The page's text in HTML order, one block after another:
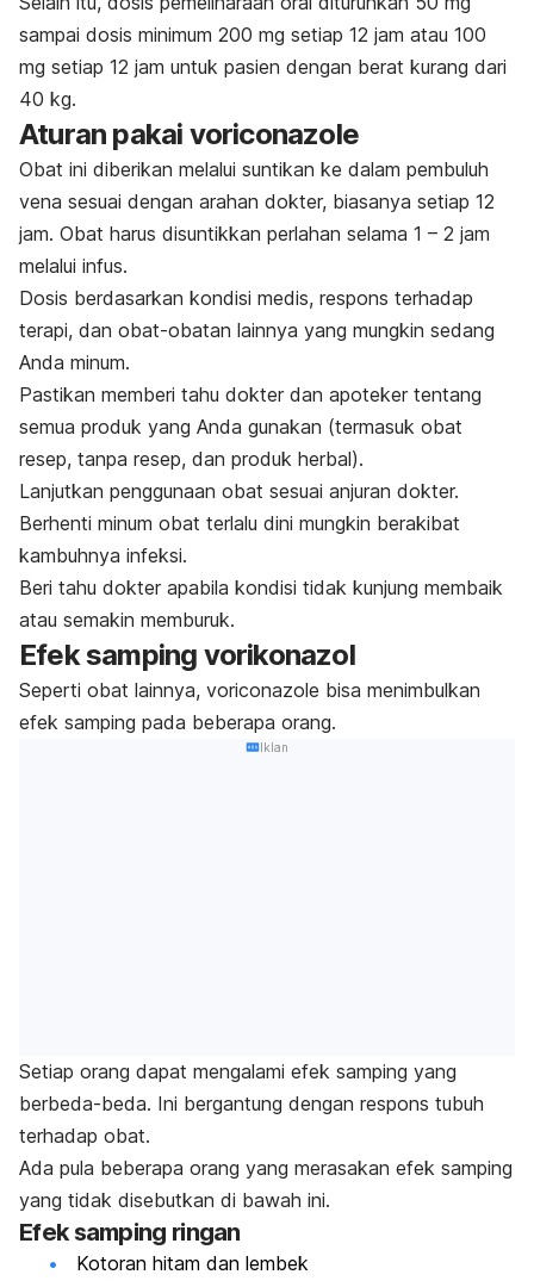
sampai dosis minimum 200 mg setiap 12 jam atau 100
mg setiap 12 jam untuk pasien dengan berat kurang dari
40 kg.
Aturan pakai voriconazole
Obat ini diberikan melalui suntikan ke dalam pembuluh
vena sesuai dengan arahan dokter, biasanya setiap 12
jam. Obat harus disuntikkan perlahan selama 1 – 2 jam
melalui infus.
Dosis berdasarkan kondisi medis, respons terhadap
terapi, dan obat-obatan lainnya yang mungkin sedang
Anda minum.
Pastikan memberi tahu dokter dan apoteker tentang
semua produk yang Anda gunakan (termasuk obat
resep, tanpa resep, dan produk herbal).
Lanjutkan penggunaan obat sesuai anjuran dokter.
Berhenti minum obat terlalu dini mungkin berakibat
kambuhnya infeksi.
Beri tahu dokter apabila kondisi tidak kunjung membaik
atau semakin memburuk.
Efek samping vorikonazol
Seperti obat lainnya, voriconazole bisa menimbulkan
efek samping pada beberapa orang.
Iklan
Setiap orang dapat mengalami efek samping yang
berbeda-beda. Ini bergantung dengan respons tubuh
terhadap obat.
Ada pula beberapa orang yang merasakan efek samping
yang tidak disebutkan di bawah ini.
Efek samping ringan
Kotoran hitam dan lembek